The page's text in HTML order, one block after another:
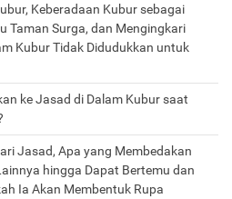
Keberadaan Kubur sebagai
Taman Surga, dan Mengingkari
Kubur Tidak Didudukkan untuk
ke Jasad di Dalam Kubur saat
Jasad, Apa yang Membedakan
hingga Dapat Bertemu dan
Ia Akan Membentuk Rupa